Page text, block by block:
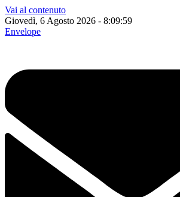
Vai al contenuto
Giovedì, 6 Agosto 2026 - 8:10:00
Envelope